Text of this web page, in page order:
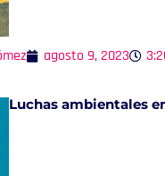
agosto 9, 2023
Luchas ambientales